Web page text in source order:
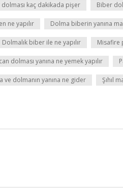
kaç dakikada pişer Biber
ne yapılır Dolma biberin yanına
Dolmalık biber ile ne yapılır Misafire
dolması yanına ne yemek yapılır
ve dolmanın yanına ne gider Şıhıl